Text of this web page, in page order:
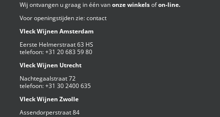
Wij ontvangen u graag in één vanonze winkelsofon-line.
Voor openingstijden zie:contact
Vleck Wijnen Amsterdam
Eerste Helmerstraat 63 HS
telefoon:+31 20 683 59 80
Vleck Wijnen Utrecht
Nachtegaalstraat 72
telefoon:+31 30 2400 635
Vleck Wijnen Zwolle
Assendorperstraat 84